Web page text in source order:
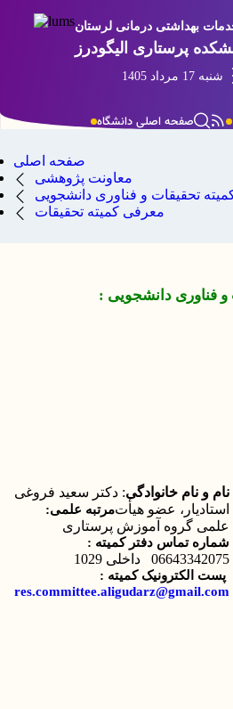
بهداشتی درمانی لرستان
پرستاری الیگودرز
شنبه 17 مرداد 1405
صفحه اصلی دانشگاه
صفحه اصلی
معاونت پژوهشی
تحقیقات و فناوری دانشجویی
معرفی کمیته تحقیقات
فناوری دانشجویی :
نام و نام خانوادگی: دکتر سعید فروغی
مرتبه علمی:استادیار، عضو هیأت
علمی گروه آموزش پرستاری
شماره تماس دفتر کمیته :
06643342075 داخلی
پست الکترونیک کمیته :
res.committee.aligudarz@gmail.com